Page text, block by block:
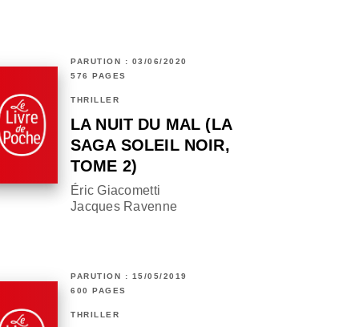
PARUTION : 03/06/2020
576 PAGES
THRILLER
LA NUIT DU MAL (LA
SAGA SOLEIL NOIR,
TOME 2)
Éric Giacometti
Jacques Ravenne
PARUTION : 15/05/2019
600 PAGES
THRILLER